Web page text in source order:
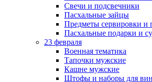
Свечи и подсвечники
Пасхальные зайцы
Предметы сервировки и
Пасхальные подарки и
23 февраля
Военная тематика
Тапочки мужские
Кашне мужские
Штофы и наборы для